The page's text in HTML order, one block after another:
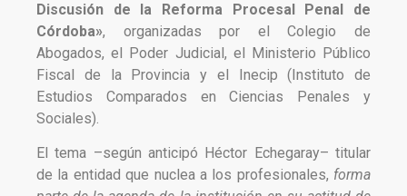
Discusión de la Reforma Procesal Penal de
Córdoba», organizadas por el Colegio de
Abogados, el Poder Judicial, el Ministerio Público
Fiscal de la Provincia y el Inecip (Instituto de
Estudios Comparados en Ciencias Penales y
Sociales).
El tema –según anticipó Héctor Echegaray– titular
de la entidad que nuclea a los profesionales, forma